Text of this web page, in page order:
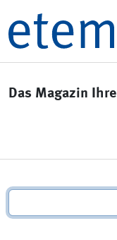
Das Magazin